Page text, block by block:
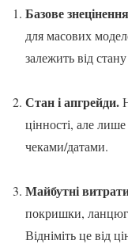
Базове
для масових
залежить від
Стан і апгрейди.
цінності, але
чеками/датами.
Майбутні
покришки,
Відніміть це від